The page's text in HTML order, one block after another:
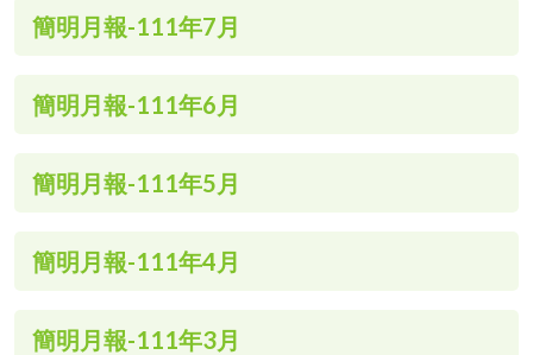
簡明月報-111年7月
簡明月報-111年6月
簡明月報-111年5月
簡明月報-111年4月
簡明月報-111年3月